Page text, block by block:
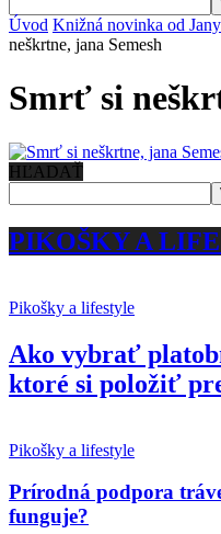
Úvod Knižná novinka od
neškrtne, jana Semesh
Smrť si
HĽADAŤ
PIKOŠKY A
Pikošky a lifestyle
Ako vybrať
ktoré si položiť
Pikošky a lifestyle
Prírodná podpora
funguje?